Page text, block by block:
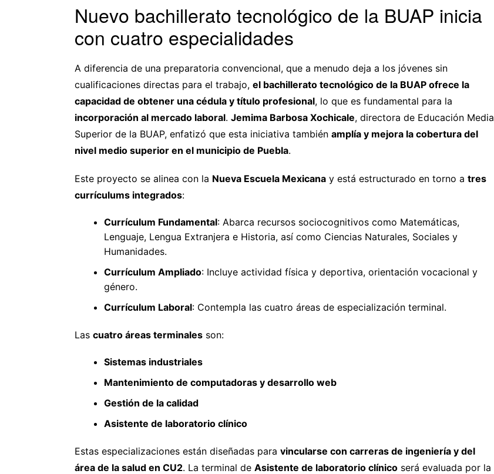
Nuevo bachillerato tecnológico de la BUAP inicia
con cuatro especialidades
A diferencia de una preparatoria convencional, que a menudo deja a los jóvenes sin
cualificaciones directas para el trabajo, el bachillerato tecnológico de la BUAP ofrece la
capacidad de obtener una cédula y título profesional, lo que es fundamental para la
incorporación al mercado laboral. Jemima Barbosa Xochicale, directora de Educación Media
Superior de la BUAP, enfatizó que esta iniciativa también amplía y mejora la cobertura del
nivel medio superior en el municipio de Puebla.
Este proyecto se alinea con la Nueva Escuela Mexicana y está estructurado en torno a tres
currículums integrados:
Currículum Fundamental: Abarca recursos sociocognitivos como Matemáticas,
Lenguaje, Lengua Extranjera e Historia, así como Ciencias Naturales, Sociales y
Humanidades.
Currículum Ampliado: Incluye actividad física y deportiva, orientación vocacional y
género.
Currículum Laboral: Contempla las cuatro áreas de especialización terminal.
Las cuatro áreas terminales son:
Sistemas industriales
Mantenimiento de computadoras y desarrollo web
Gestión de la calidad
Asistente de laboratorio clínico
Estas especializaciones están diseñadas para vincularse con carreras de ingeniería y del
área de la salud en CU2. La terminal de Asistente de laboratorio clínico será evaluada por la